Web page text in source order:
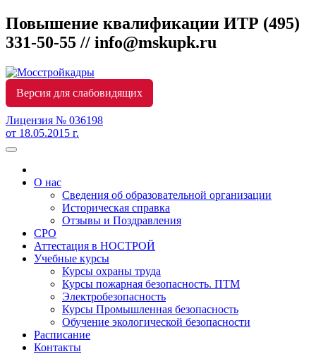
Повышение квалификации ИТР (495)
331-50-55 // info@mskupk.ru
Версия для слабовидящих
Лицензия № 036198
от 18.05.2015 г.
О нас
Сведения об образовательной организации
Историческая справка
Отзывы и Поздравления
СРО
Аттестация в НОСТРОЙ
Учебные курсы
Курсы охраны труда
Курсы пожарная безопасность. ПТМ
Электробезопасность
Курсы Промышленная безопасность
Обучение экологической безопасности
Расписание
Контакты